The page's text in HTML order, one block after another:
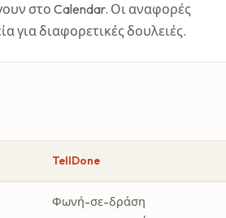
στο Calendar. Οι αναφορές
για διαφορετικές δουλειές.
TellDone
Φωνή-σε-δράση